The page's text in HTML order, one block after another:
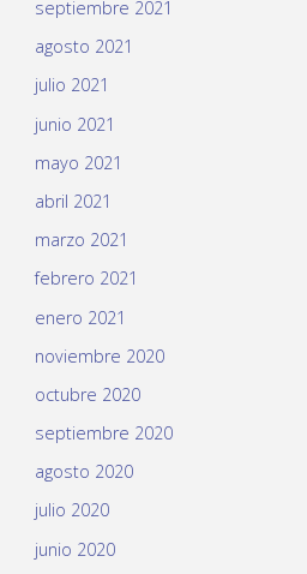
septiembre 2021
agosto 2021
julio 2021
junio 2021
mayo 2021
abril 2021
marzo 2021
febrero 2021
enero 2021
noviembre 2020
octubre 2020
septiembre 2020
agosto 2020
julio 2020
junio 2020